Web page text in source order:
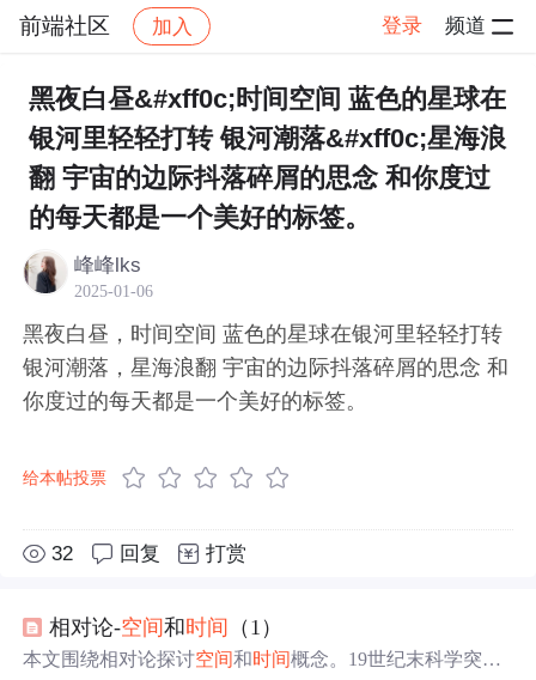
前端社区 加入 登录 频道
社区 前端社区 感慨 帖子详情
黑夜白昼&#xff0c;时间空间 蓝色的星球在
银河里轻轻打转 银河潮落&#xff0c;星海浪
翻 宇宙的边际抖落碎屑的思念 和你度过
的每天都是一个美好的标签。
峰峰lks
2025-01-06
黑夜白昼，时间空间 蓝色的星球在银河里轻轻打转
银河潮落，星海浪翻 宇宙的边际抖落碎屑的思念 和
你度过的每天都是一个美好的标签。
给本帖投票
32 回复 打赏
相对论-空间和时间 （1）
本文围绕相对论探讨空间和时间概念。19世纪末科学突破